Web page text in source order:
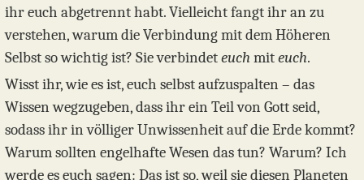
ihr euch abgetrennt habt. Vielleicht fangt ihr an zu
verstehen, warum die Verbindung mit dem Höheren
Selbst so wichtig ist? Sie verbindeteuch miteuch.
Wisst ihr, wie es ist, euch selbst aufzuspalten – das
Wissen wegzugeben, dass ihr ein Teil von Gott seid,
sodass ihr in völliger Unwissenheit auf die Erde kommt?
Warum sollten engelhafte Wesen das tun? Warum? Ich
werde es euch sagen: Das ist so, weil sie diesen Planeten